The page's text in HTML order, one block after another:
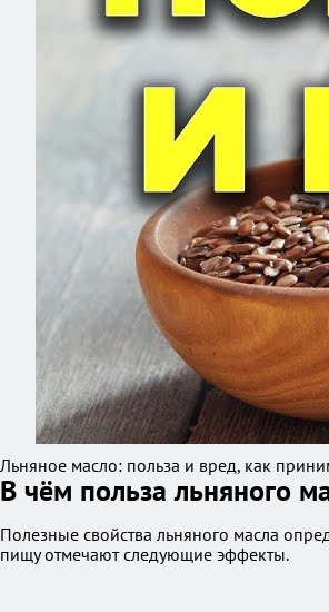
Льняное масло: польза и вред, как
В чём польза льняного
Полезные свойства льняного масла
пищу отмечают следующие эффекты.